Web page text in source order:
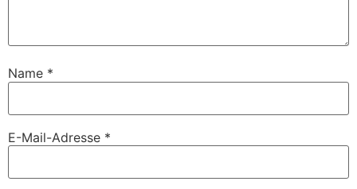
Name *
E-Mail-Adresse *